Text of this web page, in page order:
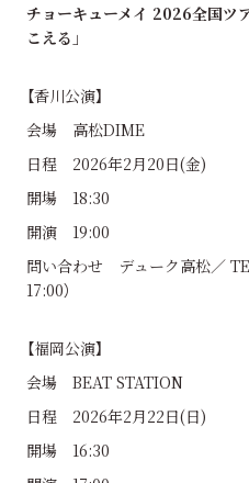
チョーキューメイ 2026全国ツ
こえる｣
【香川公演】
会場 高松DIME
日程 2026年2月20日(金)
開場 18:30
開演 19:00
問い合わせ デューク高松／
17:00）
【福岡公演】
会場 BEAT STATION
日程 2026年2月22日(日)
開場 16:30